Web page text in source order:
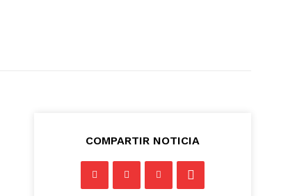
COMPARTIR NOTICIA